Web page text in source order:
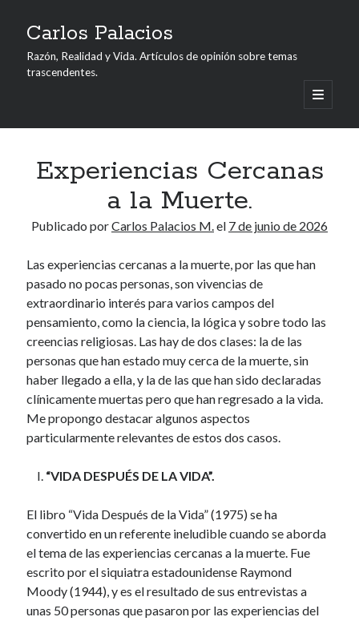
Carlos Palacios
Razón, Realidad y Vida. Artículos de opinión sobre temas
trascendentes.
abrir
menú
Barra
Acerca del Autor
Carlos M. Palacios Maldonado, de nacionalidad ecuatoriana y
profesión economista, es autor de varios ensayos, también ha
sido periodista y profesor universitario en Guayaquil, su ciudad
natal.
Artículos Recientes
Responsabilidad individual.
Poderosas ideas para la vida
Valores y antivalores
Categorías
Filosofí(0)
Experiencias Cercanas
a la Muerte.
Publicado porCarlos Palacios M.el 7 de junio de 2026
Las experiencias cercanas a la muerte, por las que han
pasado no pocas personas, son vivencias de
extraordinario interés para varios campos del
pensamiento, como la ciencia, la lógica y sobre todo las
creencias religiosas. Las hay de dos clases: la de las
personas que han estado muy cerca de la muerte, sin
haber llegado a ella, y la de las que han sido declaradas
clínicamente muertas pero que han regresado a la vida.
Me propongo destacar algunos aspectos
particularmente relevantes de estos dos casos.
“VIDA DESPUÉS DE LA VIDA”.
El libro “Vida Después de la Vida” (1975) se ha
convertido en un referente ineludible cuando se aborda
el tema de las experiencias cercanas a la muerte. Fue
escrito por el siquiatra estadounidense Raymond
Moody (1944), y es el resultado de sus entrevistas a
unas 50 personas que pasaron por las experiencias del